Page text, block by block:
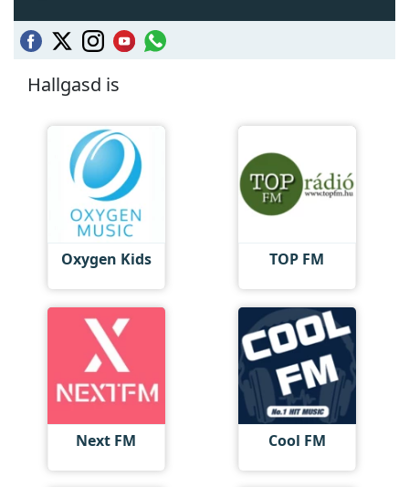
Hallgasd is
Oxygen Kids TOP FM
Next FM Cool FM